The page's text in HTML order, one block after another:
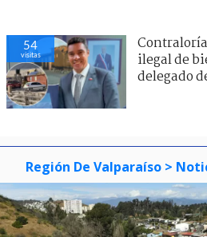
58
visitas
ilegal de
delegado
Región De Valparaíso >